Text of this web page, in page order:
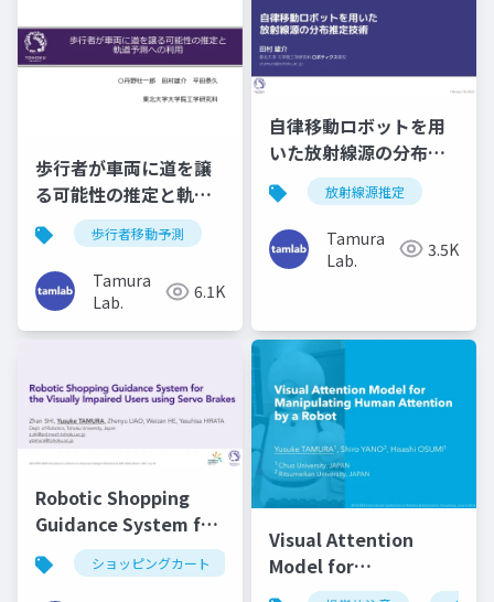
歩行者が車両に道を譲
る可能性の推定と軌道
予測への利用（第28回
ロボティクスシンポジ
ア）
歩行者移動予測
Tamura
Lab.
6.1K
自律移動ロボットを用
いた放射線源の分布推
定技術（電気学会 放射
線を利用した微量分析
およびイメージング技
術調査専門委員会）
放射線源推定
Tamura
Lab.
3.5K
Robotic Shopping
Guidance System for
the Visually Impaired
Users using Servo
ショッピングカート
Visual Attention
Model for
Manipulating Human